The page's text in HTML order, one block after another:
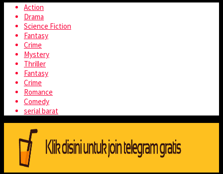
Action
Drama
Science Fiction
Fantasy
Crime
Mystery
Thriller
Fantasy
Crime
Romance
Comedy
serial barat